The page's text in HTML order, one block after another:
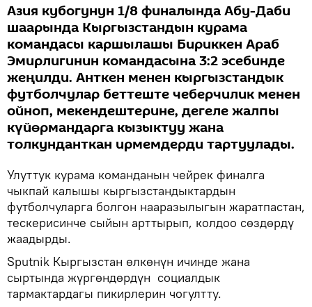
Азия кубогунун 1/8 финалында Абу-Даби
шаарында Кыргызстандын курама
командасы каршылашы Бириккен Араб
Эмирлигинин командасына 3:2 эсебинде
жеңилди. Анткен менен кыргызстандык
футболчулар беттеште чеберчилик менен
ойноп, мекендештерине, дегеле жалпы
күйөрмандарга кызыктуу жана
толкунданткан ирмемдерди тартуулады.
Улуттук курама команданын чейрек финалга
чыкпай калышы кыргызстандыктардын
футболчуларга болгон нааразылыгын жаратпастан,
тескерисинче сыйын арттырып, колдоо сөздөрдү
жаадырды.
Sputnik Кыргызстан өлкөнүн ичинде жана
сыртында жүргөндөрдүн социалдык
тармактардагы пикирлерин чогултту.